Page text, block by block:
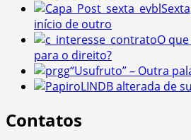
início de outro
O
para o direito?
“Usufruto” – Outra
LINDB alterada de
Contatos